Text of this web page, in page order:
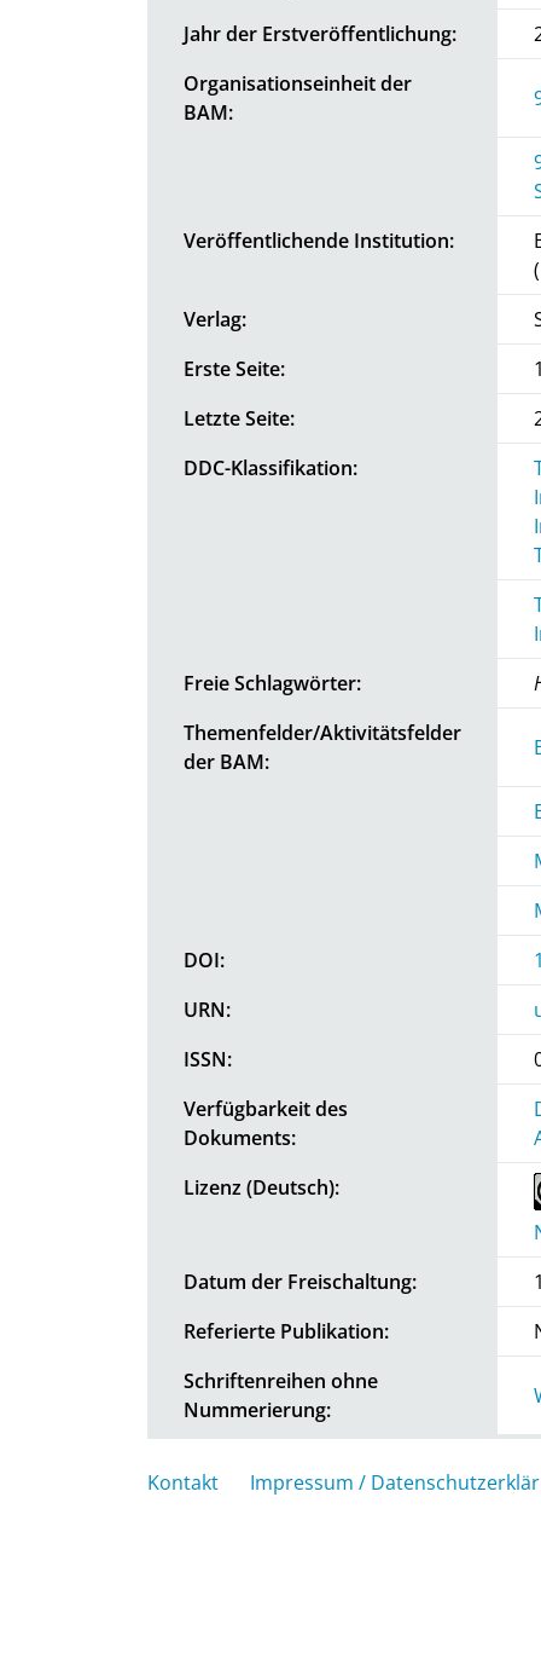
Jahr der Erstveröffentlichung:
Organisationseinheit der
BAM:
Veröffentlichende Institution:
Verlag:
Erste Seite:
Letzte Seite:
DDC-Klassifikation:
Freie Schlagwörter:
Themenfelder/Aktivitätsfelder
der BAM:
DOI:
URN:
ISSN:
Verfügbarkeit des
Dokuments:
Lizenz (Deutsch):
Datum der Freischaltung:
Referierte Publikation:
Schriftenreihen ohne
Nummerierung:
Kontakt Impressum /